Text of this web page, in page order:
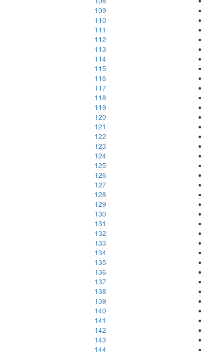
109
110
111
112
113
114
115
116
117
118
119
120
121
122
123
124
125
126
127
128
129
130
131
132
133
134
135
136
137
138
139
140
141
142
143
144